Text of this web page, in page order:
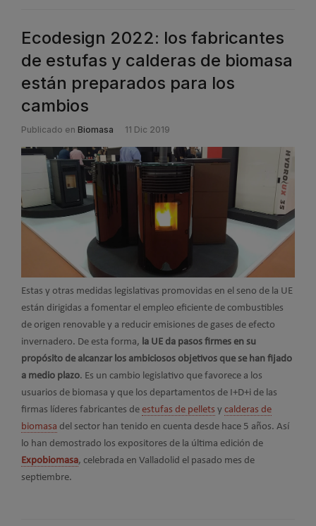
Ecodesign 2022: los fabricantes
de estufas y calderas de biomasa
están preparados para los
cambios
Publicado en Biomasa 11 Dic 2019
Estas y otras medidas legislativas promovidas en el seno de la UE
están dirigidas a fomentar el empleo eficiente de combustibles
de origen renovable y a reducir emisiones de gases de efecto
invernadero. De esta forma, la UE da pasos firmes en su
propósito de alcanzar los ambiciosos objetivos que se han fijado
a medio plazo. Es un cambio legislativo que favorece a los
usuarios de biomasa y que los departamentos de I+D+i de las
firmas líderes fabricantes de estufas de pellets y calderas de
biomasa del sector han tenido en cuenta desde hace 5 años. Así
lo han demostrado los expositores de la última edición de
Expobiomasa, celebrada en Valladolid el pasado mes de
septiembre.